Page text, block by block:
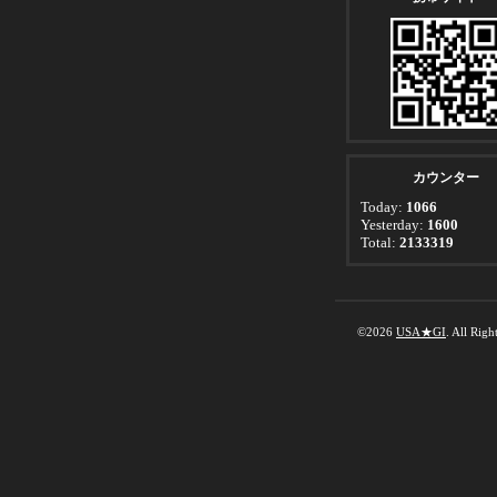
カウンター
Today: 1066
Yesterday: 1600
Total: 2133319
©2026 USA★GI . All